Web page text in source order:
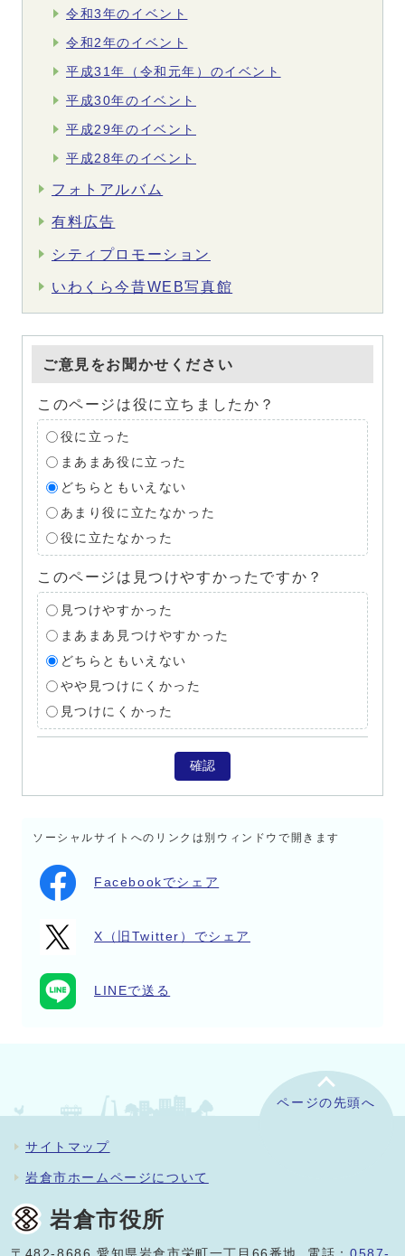
令和3年のイベント
令和2年のイベント
平成31年（令和元年）のイベント
平成30年のイベント
平成29年のイベント
平成28年のイベント
フォトアルバム
有料広告
シティプロモーション
いわくら今昔WEB写真館
ご意見をお聞かせください
このページは役に立ちましたか？
役に立った
まあまあ役に立った
どちらともいえない
あまり役に立たなかった
役に立たなかった
このページは見つけやすかったですか？
見つけやすかった
まあまあ見つけやすかった
どちらともいえない
やや見つけにくかった
見つけにくかった
確認
ソーシャルサイトへのリンクは別ウィンドウで開きます
Facebookでシェア
X（旧Twitter）でシェア
LINEで送る
ページの先頭へ
サイトマップ
岩倉市ホームページについて
岩倉市役所